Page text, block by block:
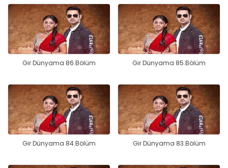
Gir Dünyama 86.Bölüm Gir Dünyama 85.Bölüm
Gir Dünyama 84.Bölüm Gir Dünyama 83.Bölüm